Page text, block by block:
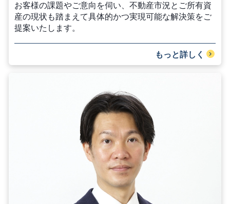
お客様の課題やご意向を伺い、不動産市況とご所有資
産の現状も踏まえて具体的かつ実現可能な解決策をご
提案いたします。
もっと詳しく